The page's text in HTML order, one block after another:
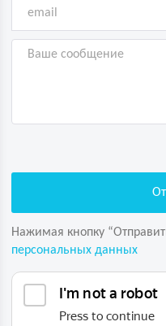
Нажимая кнопку
персональных данных